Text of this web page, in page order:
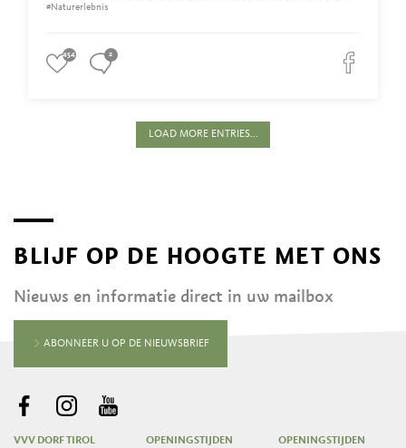
#Naturerlebnis
454 2
LOAD MORE ENTRIES...
BLIJF OP DE HOOGTE MET ONS
Nieuws en informatie direct in uw mailbox
ABONNEER U OP DE NIEUWSBRIEF
VVV DORF TIROL
OPENINGSTIJDEN
OPENINGSTIJDEN